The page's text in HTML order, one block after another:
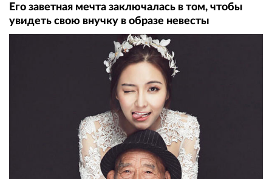
Его заветная мечта заключалась в том, чтобы
увидеть свою внучку в образе невесты